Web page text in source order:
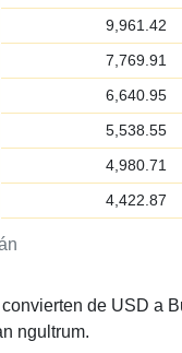
9,961.42
7,769.91
6,640.95
5,538.55
4,980.71
4,422.87
de USD a
ngultrum.